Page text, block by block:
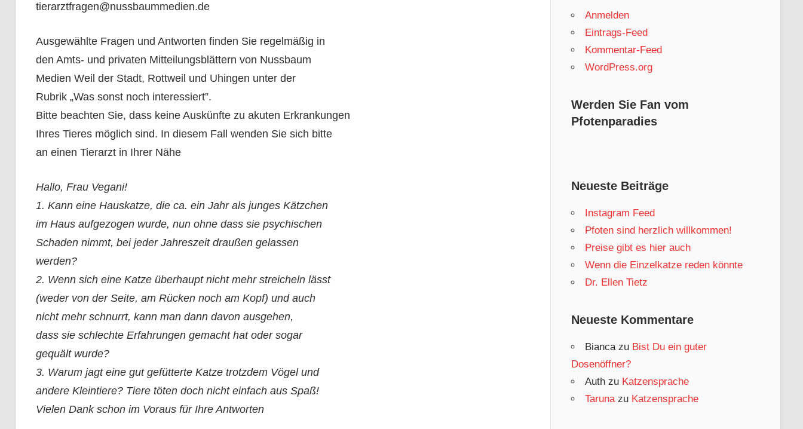
tierarztfragen@nussbaummedien.de
Ausgewählte Fragen und Antworten finden Sie regelmäßig in
den Amts- und privaten Mitteilungsblättern von Nussbaum
Medien Weil der Stadt, Rottweil und Uhingen unter der
Rubrik „Was sonst noch interessiert”.
Bitte beachten Sie, dass keine Auskünfte zu akuten Erkrankungen
Ihres Tieres möglich sind. In diesem Fall wenden Sie sich bitte
an einen Tierarzt in Ihrer Nähe
Hallo, Frau Vegani!
1. Kann eine Hauskatze, die ca. ein Jahr als junges Kätzchen
im Haus aufgezogen wurde, nun ohne dass sie psychischen
Schaden nimmt, bei jeder Jahreszeit draußen gelassen
werden?
2. Wenn sich eine Katze überhaupt nicht mehr streicheln lässt
(weder von der Seite, am Rücken noch am Kopf) und auch
nicht mehr schnurrt, kann man dann davon ausgehen,
dass sie schlechte Erfahrungen gemacht hat oder sogar
gequält wurde?
3. Warum jagt eine gut gefütterte Katze trotzdem Vögel und
andere Kleintiere? Tiere töten doch nicht einfach aus Spaß!
Vielen Dank schon im Voraus für Ihre Antworten
Anmelden
Eintrags-Feed
Kommentar-Feed
WordPress.org
Werden Sie Fan vom
Pfotenparadies
Neueste Beiträge
Instagram Feed
Pfoten sind herzlich willkommen!
Preise gibt es hier auch
Wenn die Einzelkatze reden könnte
Dr. Ellen Tietz
Neueste Kommentare
Biancazu Bist Du ein guter
Dosenöffner?
Authzu Katzensprache
Tarunazu Katzensprache